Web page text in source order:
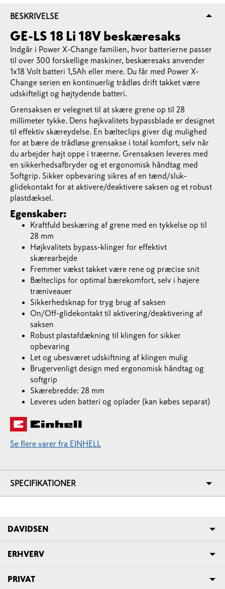
BESKRIVELSE
GE-LS 18 Li 18V beskæresaks
Indgår i Power X-Change familien, hvor batterierne passer
til over 300 forskellige maskiner, beskæresaks anvender
1x18 Volt batteri 1,5Ah eller mere. Du får med Power X-
Change serien en kontinuerlig trådløs drift takket være
udskifteligt og højtydende batteri.
Grensaksen er velegnet til at skære grene op til 28
millimeter tykke. Dens højkvalitets bypassblade er designet
til effektiv skæreydelse. En bælteclips giver dig mulighed
for at bære de trådløse grensakse i total komfort, selv når
du arbejder højt oppe i træerne. Grensaksen leveres med
en sikkerhedsafbryder og et ergonomisk håndtag med
Softgrip. Sikker opbevaring sikres af en tænd/sluk-
glidekontakt for at aktivere/deaktivere saksen og et robust
plastdæksel.
Egenskaber:
Kraftfuld beskæring af grene med en tykkelse op til
28 mm
Højkvalitets bypass-klinger for effektivt
skærearbejde
Fremmer vækst takket være rene og præcise snit
Bælteclips for optimal bærekomfort, selv i højere
træniveauer
Sikkerhedsknap for tryg brug af saksen
On/Off-glidekontakt til aktivering/deaktivering af
saksen
Robust plastafdækning til klingen for sikker
opbevaring
Let og ubesværet udskiftning af klingen mulig
Brugervenligt design med ergonomisk håndtag og
softgrip
Skærebredde: 28 mm
Leveres uden batteri og oplader (kan købes separat)
Se flere varer fra EINHELL
SPECIFIKATIONER
DAVIDSEN
ERHVERV
PRIVAT